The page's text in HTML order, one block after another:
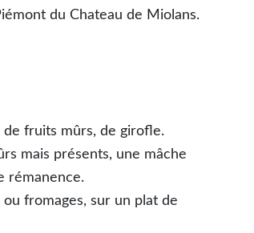
du Chateau de Miolans.
de fruits mûrs, de girofle.
mais présents, une mâche
rémanence.
fromages, sur un plat de